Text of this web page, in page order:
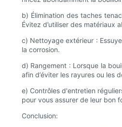
b) Élimination des taches
Évitez d’utiliser des matériaux
c) Nettoyage extérieur :
la corrosion.
d) Rangement : Lorsque la
afin d’éviter les rayures ou les
e) Contrôles d'entretien
pour vous assurer de leur bon
Conclusion: